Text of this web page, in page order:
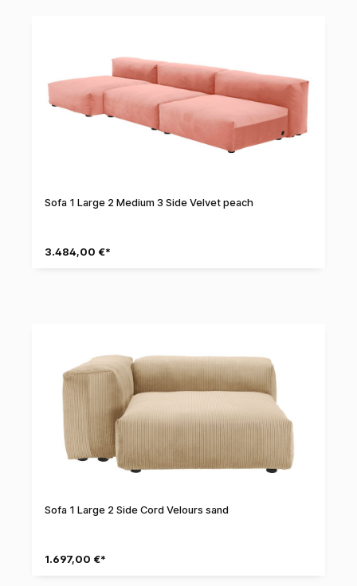
Sofa 1 Large 2 Medium 3 Side Velvet peach
3.484,00 €*
Sofa 1 Large 2 Side Cord Velours sand
1.697,00 €*